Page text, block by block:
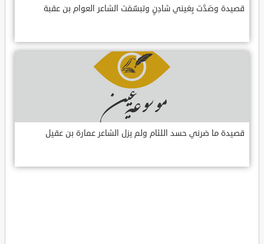
قصيدة وصَدَّت بِعَيني شادِنٍ وتبسّمَت الشاعر العوام بن عقبة
قصيدة ما ضرني حسد اللئام ولم يزل الشاعر عمارة بن عقيل